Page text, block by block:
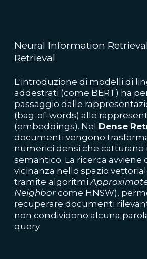
Neural Information
Retrieval
L'introduzione di modelli di
addestrati (come BERT) ha
passaggio dalle
(bag-of-words) alle
(embeddings). Nel Dense
documenti vengono
numerici densi che catturano
semantico. La ricerca avviene
vicinanza nello spazio
tramite algoritmi
Neighbor come HNSW),
recuperare documenti
non condividono alcuna
query.